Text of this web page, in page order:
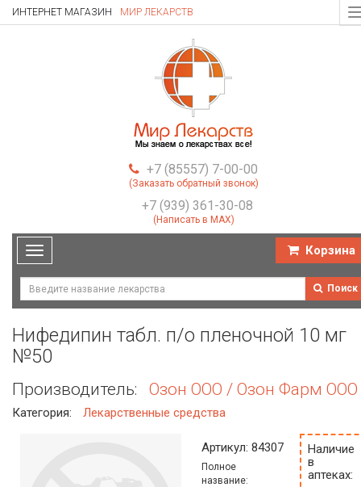
ИНТЕРНЕТ МАГАЗИН МИР ЛЕКАРСТВ
+7 (85557) 7-00-00
(Заказать обратный звонок)
+7 (939) 361-30-08
(Написать в MAX)
Toggle
navigation
Корзина
Поиск
Нифедипин табл. п/о пленочной 10 мг
№50
Производитель: Озон ООО / Озон Фарм ООО
Категория: Лекарственные средства
Артикул: 84307
Полное
название:
Наличие
в
аптеках: